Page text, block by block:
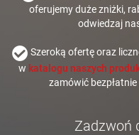
oferujemy duże zniżki,
odwiedzaj
Szeroką ofertę oraz
w katalogu naszych
zamówić
Zadzwoń